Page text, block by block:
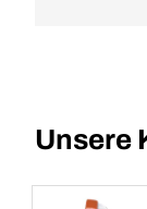
Unsere